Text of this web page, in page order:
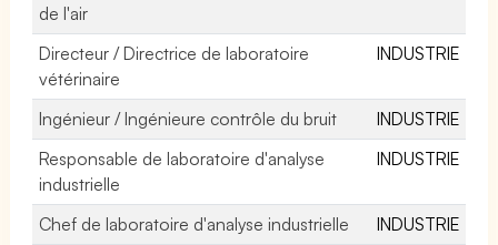
de l'air
Directeur / Directrice de laboratoire
vétérinaire
INDUSTRIE
Ingénieur / Ingénieure contrôle du bruit
INDUSTRIE
Responsable de laboratoire d'analyse
industrielle
INDUSTRIE
Chef de laboratoire d'analyse industrielle
INDUSTRIE